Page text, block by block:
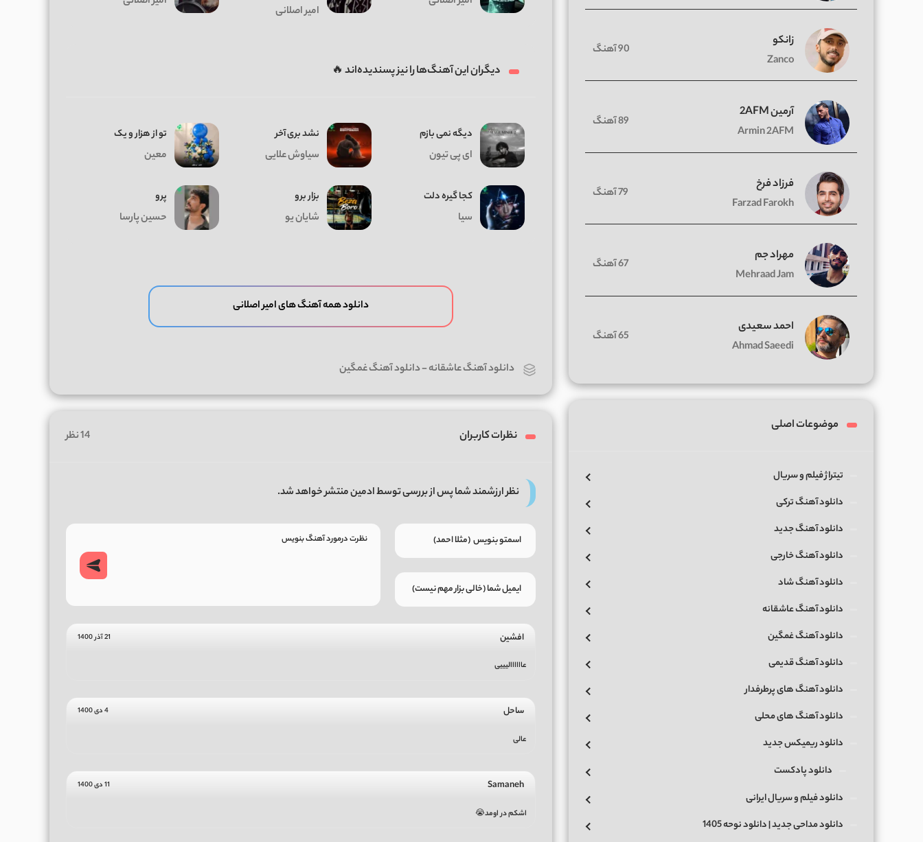
امیر اصلانی
دیگران این آهنگ‌ها را نیز پسندیده‌اند 🔥
دیگه نمی بازم
ای پی تیون
نشد بری آخر
سیاوش علایی
تو از هزار و یک
معین
کجا گیره دلت
سیا
بزار برو
شایان یو
پرو
حسین پارسا
دانلود همه آهنگ های امیر اصلانی
دانلود آهنگ عاشقانه-دانلود آهنگ غمگین
نظرات کاربران 14 نظر
نظر ارزشمند شما پس از بررسی توسط ادمین منتشر خواهد شد.
افشین 21 آذر 1400
عاااااالیییی
ساحل 4 دی 1400
عالی
Samaneh 11 دی 1400
اشکم در اومد😭
زانکو
Zanco
90 آهنگ
آرمین 2AFM
Armin 2AFM
89 آهنگ
فرزاد فرخ
Farzad Farokh
79 آهنگ
مهراد جم
Mehraad Jam
67 آهنگ
احمد سعیدی
Ahmad Saeedi
65 آهنگ
موضوعات اصلی
تیتراژ فیلم و سریال
دانلود آهنگ ترکی
دانلود آهنگ جدید
دانلود آهنگ خارجی
دانلود آهنگ شاد
دانلود آهنگ عاشقانه
دانلود آهنگ غمگین
دانلود آهنگ قدیمی
دانلود آهنگ های پرطرفدار
دانلود آهنگ های محلی
دانلود ریمیکس جدید
دانلود پادکست
دانلود فیلم و سریال ایرانی
دانلود مداحی جدید | دانلود نوحه 1405